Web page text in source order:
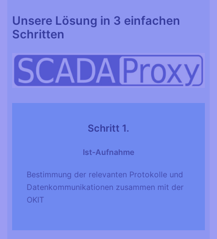
Unsere Lösung in 3 einfachen
Schritten
Schritt 1.
Ist-Aufnahme
Bestimmung der relevanten Protokolle und
Datenkommunikationen zusammen mit der
OKIT